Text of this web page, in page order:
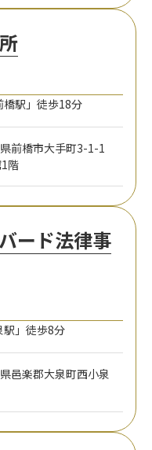
駅」徒歩18分
前橋市大手町3-1-1
階
ード法律事
駅」徒歩8分
邑楽郡大泉町西小泉